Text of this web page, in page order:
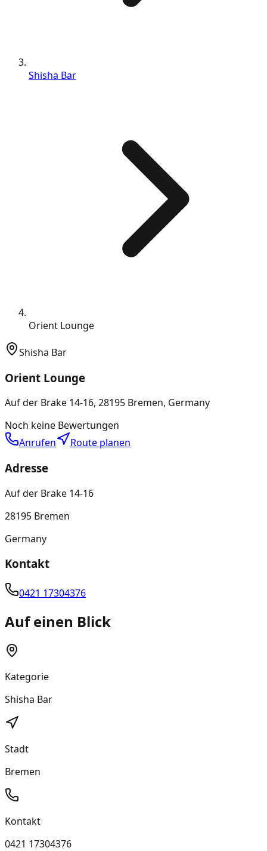
Shisha Bar
Orient Lounge
Shisha Bar
Orient Lounge
Auf der Brake 14-16, 28195 Bremen, Germany
Noch keine Bewertungen
Anrufen
Route planen
Adresse
Auf der Brake 14-16
28195 Bremen
Germany
Kontakt
0421 17304376
Auf einen Blick
Kategorie
Shisha Bar
Stadt
Bremen
Kontakt
0421 17304376